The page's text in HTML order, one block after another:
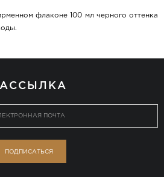
флаконе 100 мл черного оттенка
ПОДПИСАТЬСЯ